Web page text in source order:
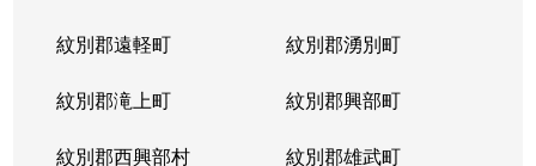
紋別郡遠軽町 紋別郡湧別町
紋別郡滝上町 紋別郡興部町
紋別郡西興部村 紋別郡雄武町